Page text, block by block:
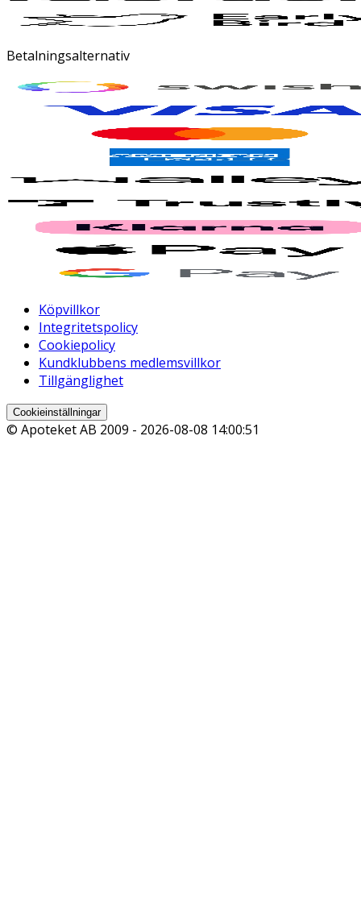
Betalningsalternativ
Köpvillkor
Integritetspolicy
Cookiepolicy
Kundklubbens medlemsvillkor
Tillgänglighet
Cookieinställningar
© Apoteket AB 2009 - 2026-08-08 14:00:51